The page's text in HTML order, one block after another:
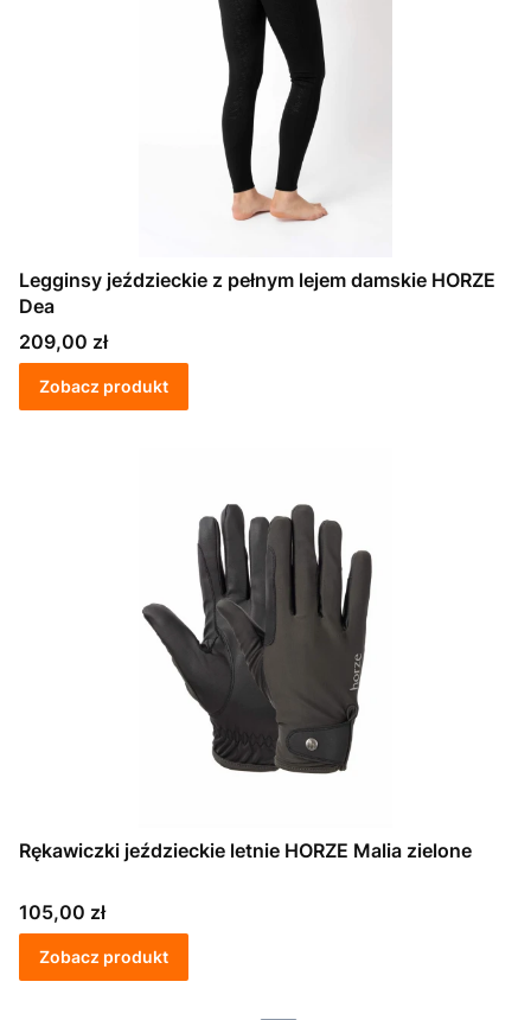
Legginsy jeździeckie z pełnym lejem damskie HORZE
Dea
Cena
209,00 zł
Zobacz produkt
Rękawiczki jeździeckie letnie HORZE Malia zielone
Cena
105,00 zł
Zobacz produkt